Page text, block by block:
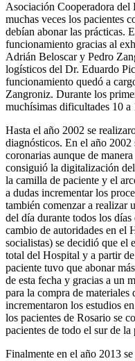
Asociación Cooperadora
muchas veces los pacientes
debían abonar las prácticas.
funcionamiento gracias al
Adrián Beloscar y Pedro
logísticos del Dr. Eduardo
funcionamiento quedó a
Zangroniz. Durante los
muchísimas dificultades 10 a
Hasta el año 2002 se
diagnósticos. En el año 2002
coronarias aunque de
consiguió la digitalización
la camilla de paciente y el
a dudas incrementar los
también comenzar a realizar
del día durante todos los
cambio de autoridades en el
socialistas) se decidió que el
total del Hospital y a partir
paciente tuvo que abonar
de esta fecha y gracias a un
para la compra de materiales
incrementaron los estudios
los pacientes de Rosario se
pacientes de todo el sur de
Finalmente en el año 2013